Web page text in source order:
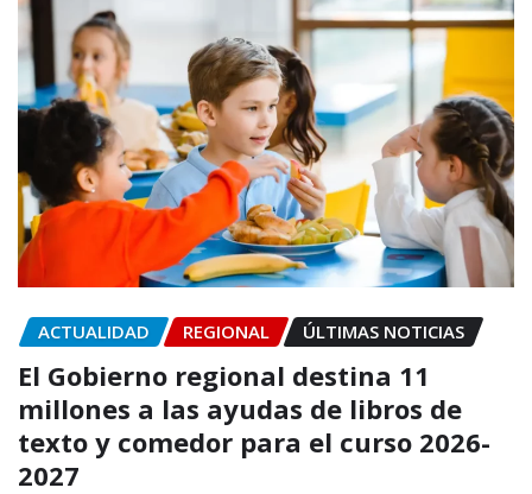
ACTUALIDAD REGIONAL ÚLTIMAS NOTICIAS
El Gobierno regional destina 11
millones a las ayudas de libros de
texto y comedor para el curso 2026-
2027